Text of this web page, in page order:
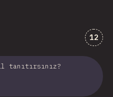
12
tanıtırsınız?